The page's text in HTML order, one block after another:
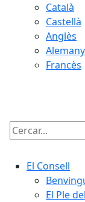
Català
Castellà
Anglès
Alemany
Francès
Cercar:
El Consell
El Ple